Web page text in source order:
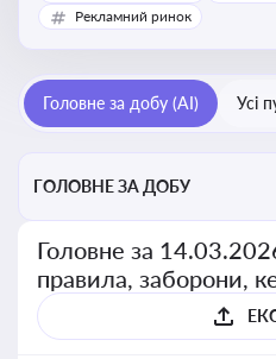
Рекламний ринок
Головне за добу (AI) Усі
ГОЛОВНЕ ЗА ДОБУ
Головне за
правила, заборони,